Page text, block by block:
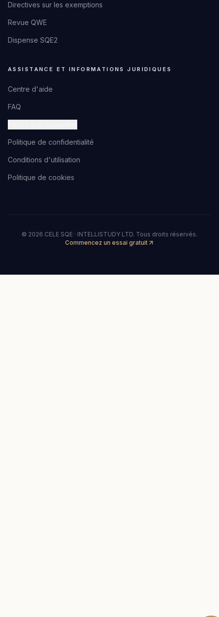
Directives sur les exemptions
Revue QWE
Dispense SQE2
ASSISTANCE ET INFORMATIONS JURIDIQUES
Centre d'aide
FAQ
Politique de confidentialité
Conditions d'utilisation
Politique de cookies
© 2026 CELE SQE · INTELLISTUDY LTD. Tous droits réservés.
Commencez un essai gratuit